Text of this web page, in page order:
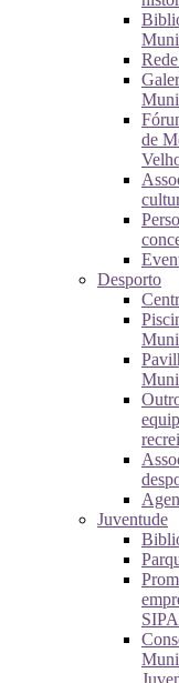
de
Desporto
Juventude